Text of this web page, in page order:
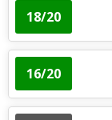
18/20
16/20